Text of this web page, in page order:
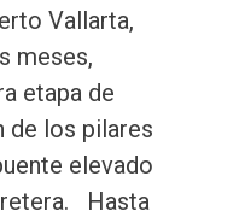
Vallarta,
meses,
etapa de
de los pilares
elevado
Hasta